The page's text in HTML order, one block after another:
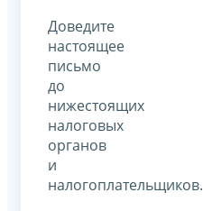
Доведите
настоящее
письмо
до
нижестоящих
налоговых
органов
и
налогоплательщиков.